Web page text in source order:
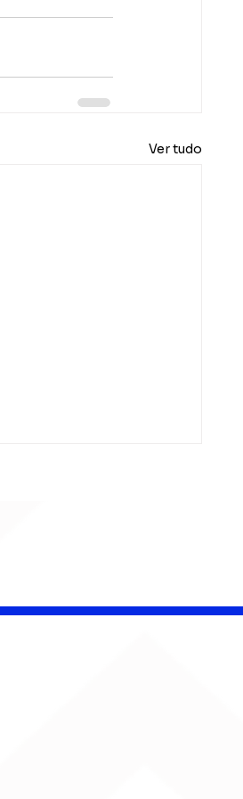
Ver tudo
OTHOÁ estreia